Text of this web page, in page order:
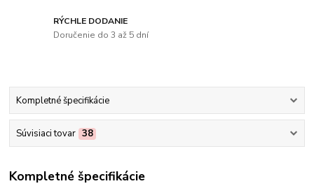
RÝCHLE DODANIE
Doručenie do 3 až 5 dní
Kompletné špecifikácie
Súvisiaci tovar 38
Kompletné špecifikácie